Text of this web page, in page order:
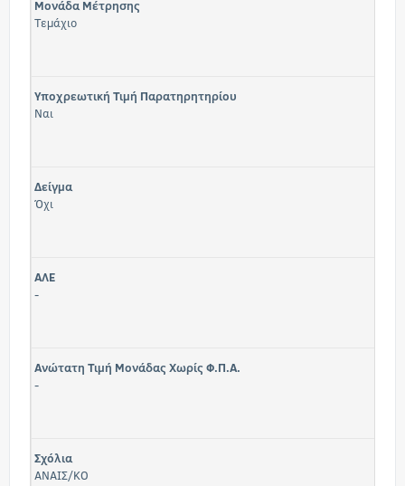
Μονάδα Μέτρησης
Τεμάχιο
Υποχρεωτική Τιμή Παρατηρητηρίου
Ναι
Δείγμα
Όχι
ΑΛΕ
-
Ανώτατη Τιμή Μονάδας Χωρίς Φ.Π.Α.
-
Σχόλια
ΑΝΑΙΣ/ΚΟ